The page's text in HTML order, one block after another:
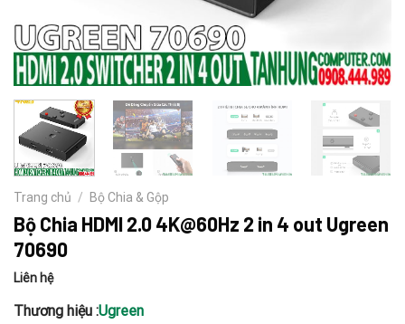
Trang chủ / Bộ Chia & Gộp
Bộ Chia HDMI 2.0 4K@60Hz 2 in 4 out Ugreen
70690
Liên hệ
Thương hiệu :Ugreen